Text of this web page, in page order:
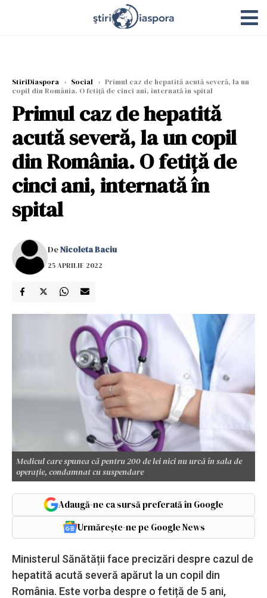
StiriDiaspora › Social › Primul caz de hepatită acută severă, la un
copil din România. O fetiță de cinci ani, internată în spital
Primul caz de hepatită
acută severă, la un copil
din România. O fetiță de
cinci ani, internată în
spital
DeNicoleta Baciu
25 APRILIE 2022
Medicul care spunea că pentru 200 de lei nici nu urcă în sala de
operație, condamnat cu suspendare
Adaugă-ne ca sursă preferată în Google
Urmărește-ne pe Google News
Ministerul Sănătății face precizări despre cazul de
hepatită acută severă apărut la un copil din
România. Este vorba despre o fetiță de 5 ani,